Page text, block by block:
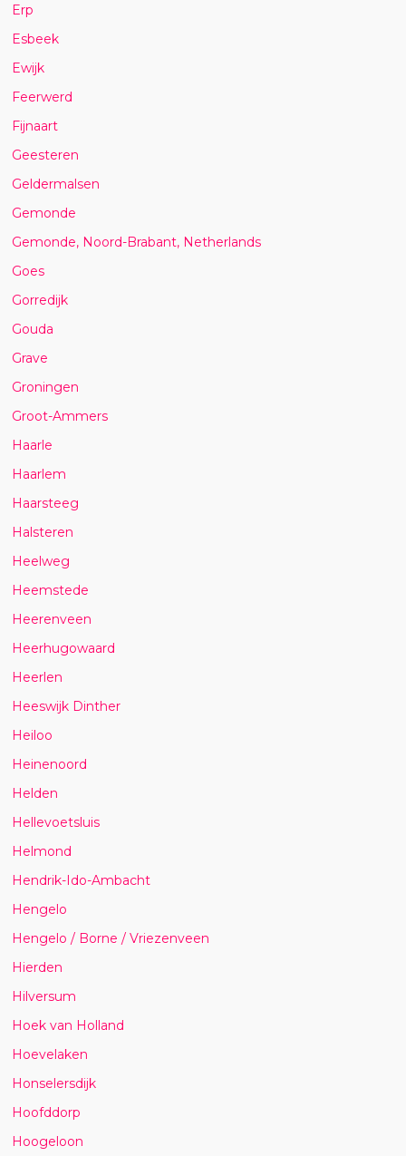
Erp
Esbeek
Ewijk
Feerwerd
Fijnaart
Geesteren
Geldermalsen
Gemonde
Gemonde, Noord-Brabant, Netherlands
Goes
Gorredijk
Gouda
Grave
Groningen
Groot-Ammers
Haarle
Haarlem
Haarsteeg
Halsteren
Heelweg
Heemstede
Heerenveen
Heerhugowaard
Heerlen
Heeswijk Dinther
Heiloo
Heinenoord
Helden
Hellevoetsluis
Helmond
Hendrik-Ido-Ambacht
Hengelo
Hengelo / Borne / Vriezenveen
Hierden
Hilversum
Hoek van Holland
Hoevelaken
Honselersdijk
Hoofddorp
Hoogeloon